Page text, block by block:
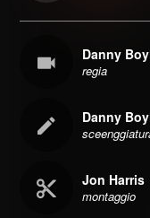
Danny
regia
Danny
Jon Harris
montaggio